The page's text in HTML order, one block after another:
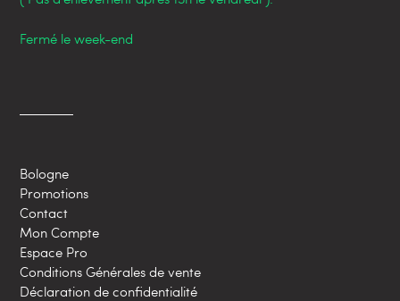
Fermé le week-end
Bologne
Promotions
Contact
Mon Compte
Espace Pro
Conditions Générales de vente
Déclaration de confidentialité